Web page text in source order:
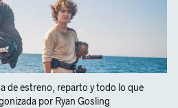
de estreno, reparto y todo lo que
por Ryan Gosling